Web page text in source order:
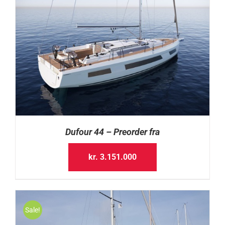
Dufour 44 – Preorder fra
kr. 3.151.000
Sale!